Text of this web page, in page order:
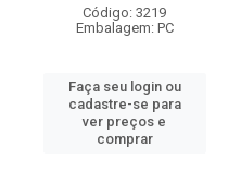
Código: 3219
Embalagem: PC
Faça seu login ou
cadastre-se para
ver preços e
comprar